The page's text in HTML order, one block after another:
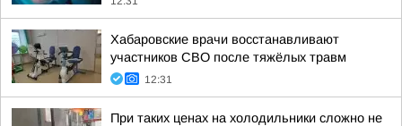
Хабаровские врачи восстанавливают
участников СВО после тяжёлых травм
12:31
При таких ценах на холодильники сложно не